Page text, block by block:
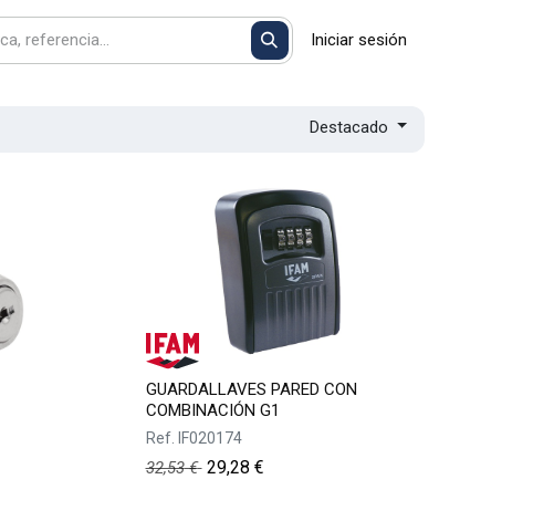
Iniciar sesión
Destacado
GUARDALLAVES PARED CON
COMBINACIÓN G1
Ref. IF020174
32,53€ 29,28 €